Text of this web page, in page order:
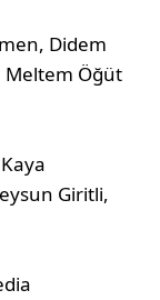
Didem
Meltem Öğüt
Giritli,